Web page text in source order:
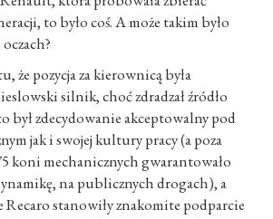
to było coś. A może takim było
że pozycja za kierownicą była
silnik, choć zdradzał źródło
był zdecydowanie akceptowalny pod
jak i swojej kultury pracy (a poza
koni mechanicznych gwarantowało
na publicznych drogach), a
stanowiły znakomite podparcie